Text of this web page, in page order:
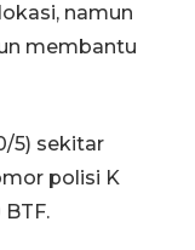
namun
membantu
5) sekitar
polisi K